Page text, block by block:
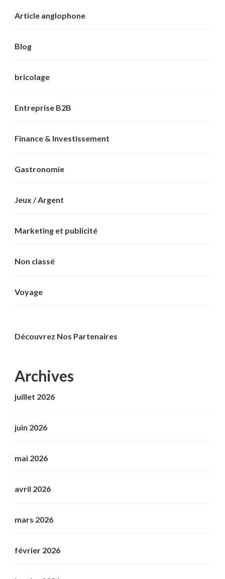
Article anglophone
Blog
bricolage
Entreprise B2B
Finance & Investissement
Gastronomie
Jeux / Argent
Marketing et publicité
Non classé
Voyage
Découvrez Nos Partenaires
Archives
juillet 2026
juin 2026
mai 2026
avril 2026
mars 2026
février 2026